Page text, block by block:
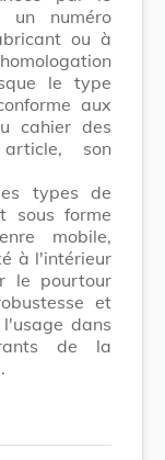
un numéro
ou à
le type
aux
cahier des
son
types de
sous forme
mobile,
à l'intérieur
le pourtour
et
dans
de la